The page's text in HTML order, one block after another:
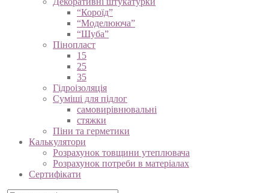
“Короїд”
“Моделююча”
“Шуба”
Пінопласт
15
25
35
Гідроізоляція
Суміші для підлог
самовирівнювальні
стяжки
Піни та герметики
Калькулятори
Розрахунок товщини утеплювача
Розрахунок потреби в матеріалах
Сертифікати